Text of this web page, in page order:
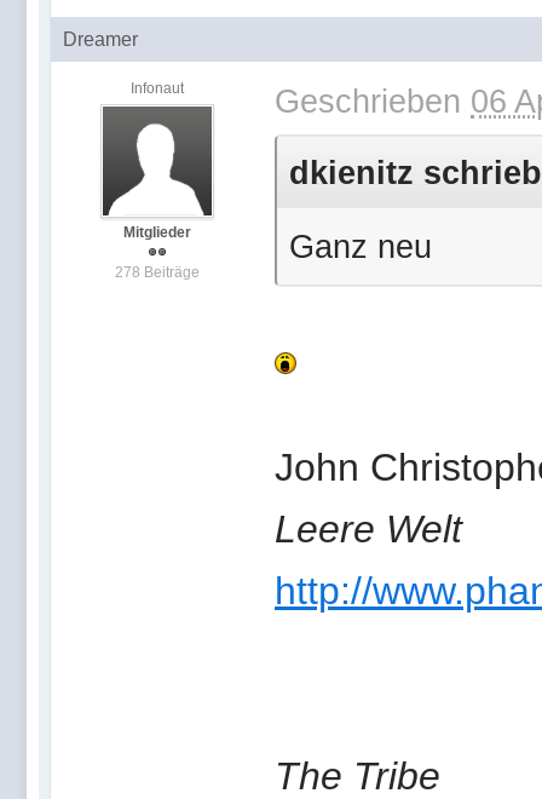
Dreamer
Infonaut
Mitglieder
278 Beiträge
Geschrieben 06
dkienitz
Ganz neu
John
Leere Welt
http://
The Tribe